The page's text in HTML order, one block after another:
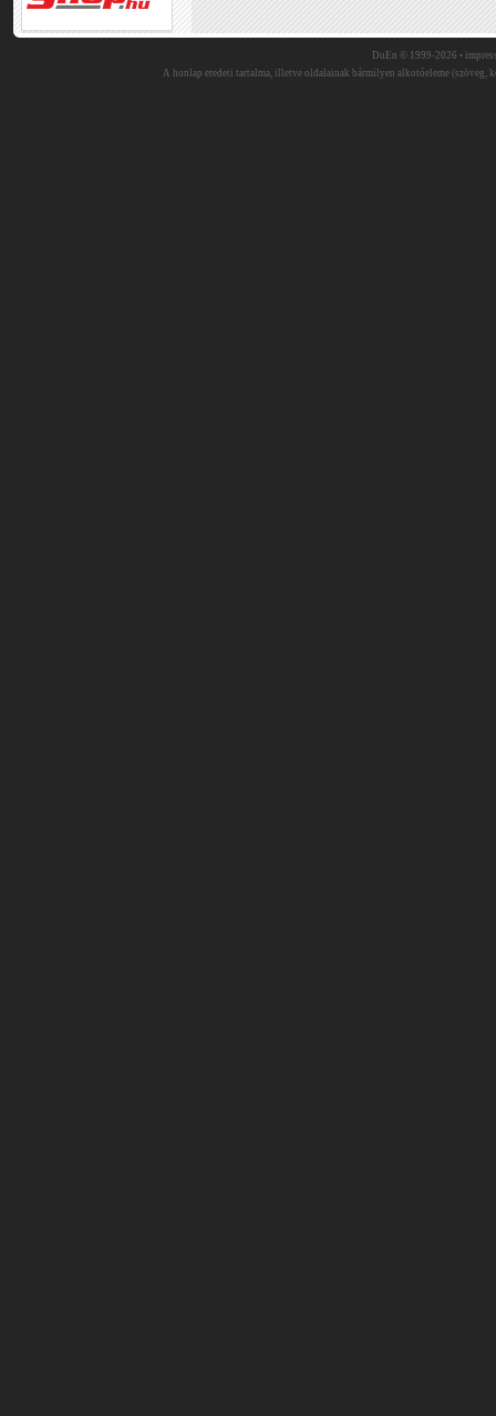
DuEn © 1999-2026 •
A honlap eredeti tartalma, illetve oldalainak bármilyen alkotóeleme (szöveg,